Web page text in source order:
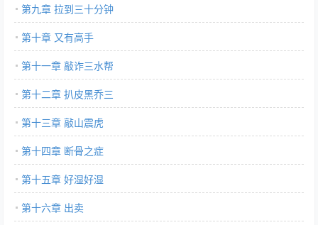
第九章 拉到三十分钟
第十章 又有高手
第十一章 敲诈三水帮
第十二章 扒皮黑乔三
第十三章 敲山震虎
第十四章 断骨之症
第十五章 好湿好湿
第十六章 出卖